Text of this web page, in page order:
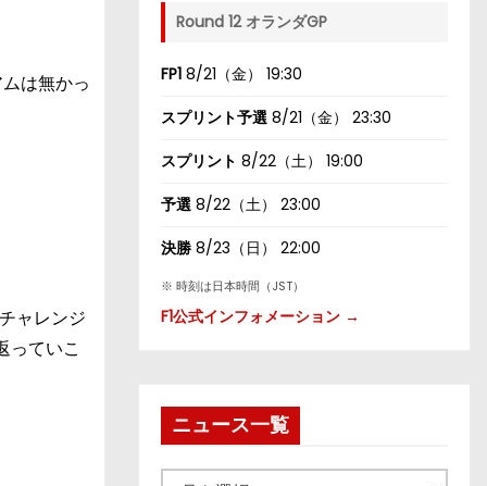
は無かっ
ャレンジ
っていこ
Round 12 オランダGP
FP1 8/21（金） 19:30
スプリント予選 8/21（金） 23:30
スプリント 8/22（土） 19:00
予選 8/22（土） 23:00
決勝 8/23（日） 22:00
※ 時刻は日本時間（JST）
F1公式インフォメーション →
ニュース一覧